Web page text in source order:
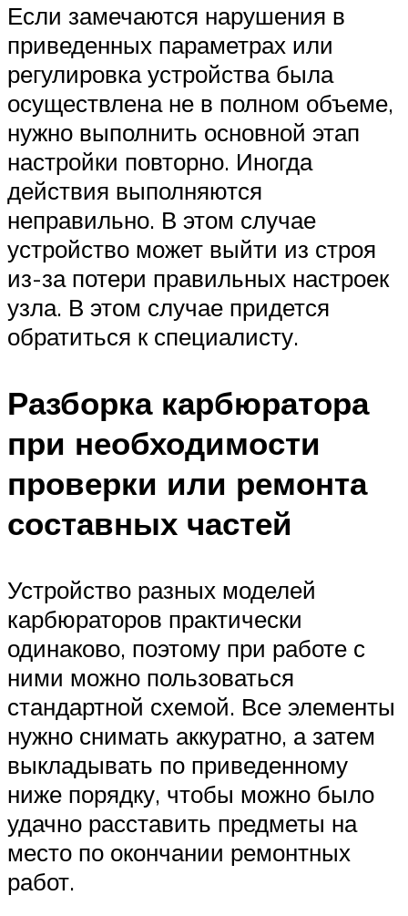
Если замечаются нарушения в
приведенных параметрах или
регулировка устройства была
осуществлена не в полном объеме,
нужно выполнить основной этап
настройки повторно. Иногда
действия выполняются
неправильно. В этом случае
устройство может выйти из строя
из-за потери правильных настроек
узла. В этом случае придется
обратиться к специалисту.
Разборка карбюратора
при необходимости
проверки или ремонта
составных частей
Устройство разных моделей
карбюраторов практически
одинаково, поэтому при работе с
ними можно пользоваться
стандартной схемой. Все элементы
нужно снимать аккуратно, а затем
выкладывать по приведенному
ниже порядку, чтобы можно было
удачно расставить предметы на
место по окончании ремонтных
работ.